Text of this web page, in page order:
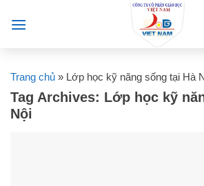
Trang chủ » Lớp học kỹ năng sống tại Hà
Tag Archives: Lớp học kỹ
Nội